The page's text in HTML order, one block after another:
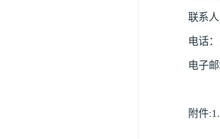
联系人
电话：
电子邮
附件:1.